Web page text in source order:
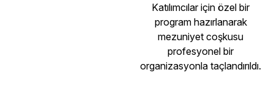
Katılımcılar için özel bir
program hazırlanarak
mezuniyet coşkusu
profesyonel bir
organizasyonla taçlandırıldı.